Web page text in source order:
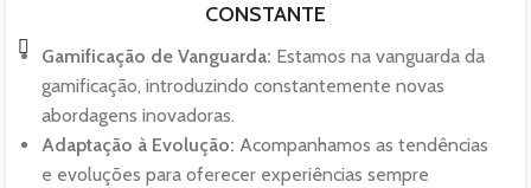
CONSTANTE
Gamificação de Vanguarda: Estamos na vanguarda da
gamificação, introduzindo constantemente novas
abordagens inovadoras.
Adaptação à Evolução: Acompanhamos as tendências
e evoluções para oferecer experiências sempre